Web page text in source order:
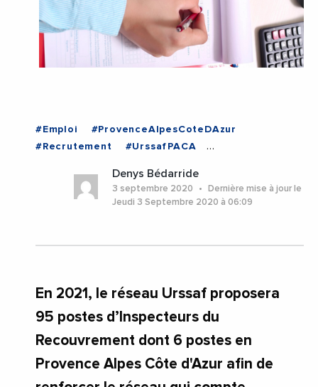
#Emploi
#ProvenceAlpesCoteDAzur
#Recrutement
#UrssafPACA
Denys Bédarride
3 septembre 2020
Dernière mise à jour le
Jeudi 3 Septembre 2020 à 06:09
En 2021, le réseau Urssaf proposera
95 postes d’Inspecteurs du
Recouvrement dont 6 postes en
Provence Alpes Côte d'Azur afin de